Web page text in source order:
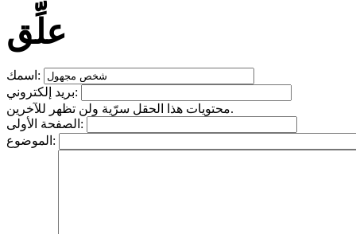
علِّق
اسمك:
بريد إلكتروني:
محتويات هذا الحقل سرّية ولن تظهر للآخرين.
الصفحة الأولى:
الموضوع: